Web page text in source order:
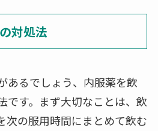
対処法
あるでしょう、内服薬を飲
です。まず大切なことは、飲
次の服用時間にまとめて飲む